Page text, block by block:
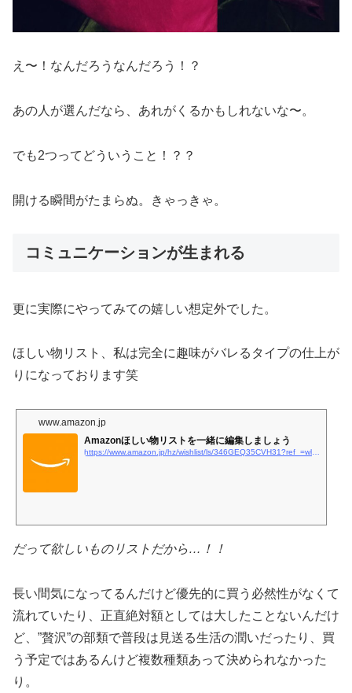
え〜！なんだろうなんだろう！？
あの人が選んだなら、あれがくるかもしれないな〜。
でも2つってどういうこと！？？
開ける瞬間がたまらぬ。きゃっきゃ。
コミュニケーションが生まれる
更に実際にやってみての嬉しい想定外でした。
ほしい物リスト、私は完全に趣味がバレるタイプの仕上が
りになっております笑
www.amazon.jp
Amazonほしい物リストを一緒に編集しましょう
https://www.amazon.jp/hz/wishlist/ls/346GEQ35CVH31?ref_=wl_share
だって欲しいものリストだから…！！
長い間気になってるんだけど優先的に買う必然性がなくて
流れていたり、正直絶対額としては大したことないんだけ
ど、”贅沢”の部類で普段は見送る生活の潤いだったり、買
う予定ではあるんけど複数種類あって決められなかった
り。